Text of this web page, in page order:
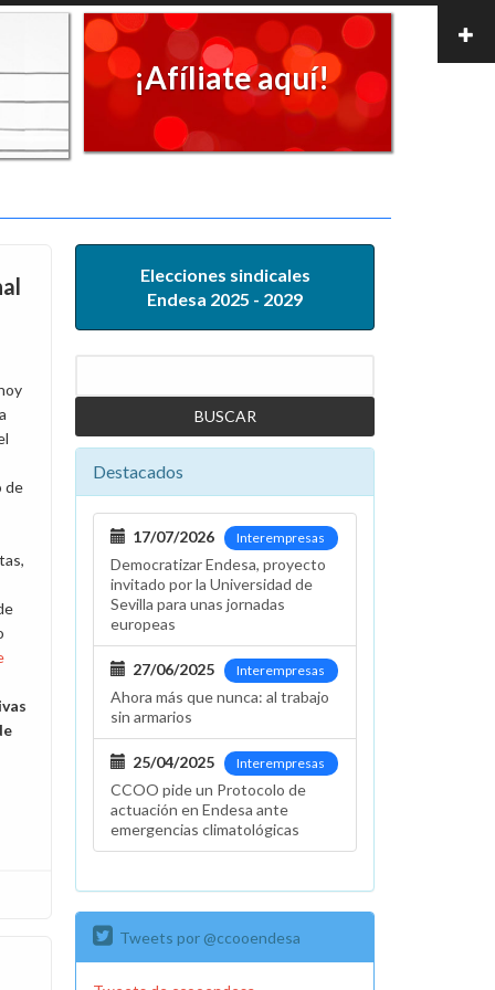
¡Afíliate aquí!
de
Elecciones sindicales
Endesa 2025 - 2029
Destacados
Interempresas
17/07/2026
Democratizar Endesa, proyecto
invitado por la Universidad de
Sevilla para unas jornadas
europeas
Interempresas
27/06/2025
Ahora más que nunca: al trabajo
sin armarios
Interempresas
25/04/2025
CCOO pide un Protocolo de
actuación en Endesa ante
emergencias climatológicas
Tweets por @ccooendesa